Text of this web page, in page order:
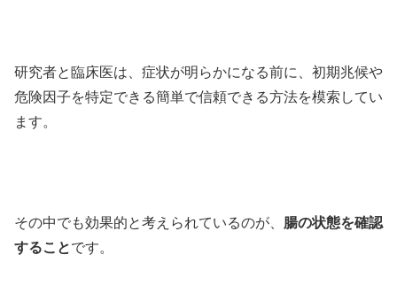
研究者と臨床医は、症状が明らかになる前に、初期兆候や
危険因子を特定できる簡単で信頼できる方法を模索してい
ます。
その中でも効果的と考えられているのが、 腸の状態を確認
することです。